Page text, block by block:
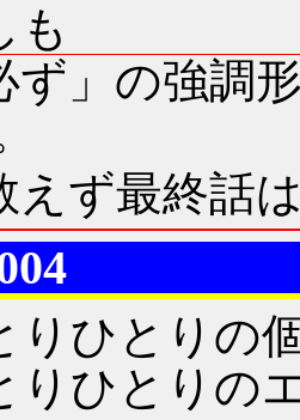
も
ず」の強調
えず最終話
りひとりの
りひとりの